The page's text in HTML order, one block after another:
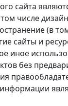
сайта
числе
(в
сайты и
иное
без